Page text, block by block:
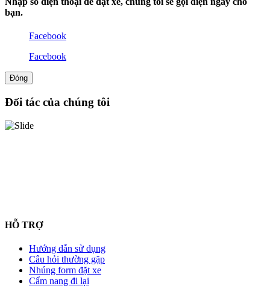
bạn.
Facebook
Facebook
Đóng
Đối tác của chúng tôi
HỖ TRỢ
Hướng dẫn sử dụng
Câu hỏi thường gặp
Nhúng form đặt xe
Cẩm nang đi lại